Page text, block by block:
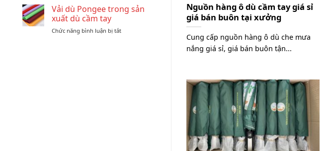
nghiệp
đẹp
chuyên
bền
và
điểm
Vải dù Pongee trong sản
xuất dù cầm tay
Chức năng bình luận bị tắtở
Nguồn hàng ô dù cầm tay giá sỉ
giá bán buôn tại xưởng
Cung cấp nguồn hàng ô dù che mưa
nắng giá sỉ, giá bán buôn tận...